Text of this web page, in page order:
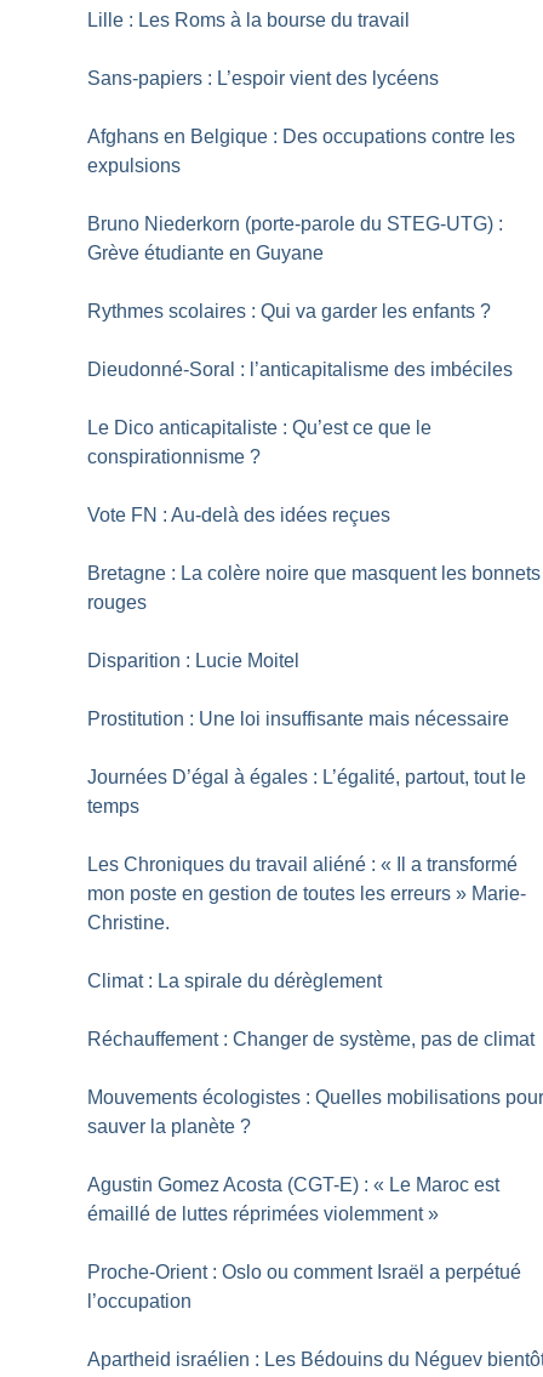
Lille : Les Roms à la bourse du travail
Sans-papiers : L’espoir vient des lycéens
Afghans en Belgique : Des occupations contre les
expulsions
Bruno Niederkorn (porte-parole du STEG-UTG) :
Grève étudiante en Guyane
Rythmes scolaires : Qui va garder les enfants ?
Dieudonné-Soral : l’anticapitalisme des imbéciles
Le Dico anticapitaliste : Qu’est ce que le
conspirationnisme ?
Vote FN : Au-delà des idées reçues
Bretagne : La colère noire que masquent les bonnets
rouges
Disparition : Lucie Moitel
Prostitution : Une loi insuffisante mais nécessaire
Journées D’égal à égales : L’égalité, partout, tout le
temps
Les Chroniques du travail aliéné : «
Il a transformé
mon poste en gestion de toutes les erreurs » Marie-
Christine.
Climat : La spirale du dérèglement
Réchauffement : Changer de système, pas de climat
Mouvements écologistes : Quelles mobilisations
sauver la planète ?
Agustin Gomez Acosta (CGT-E) : « Le Maroc est
émaillé de luttes réprimées violemment »
Proche-Orient : Oslo ou comment Israël a perpétué
l’occupation
Apartheid israélien : Les Bédouins du Néguev